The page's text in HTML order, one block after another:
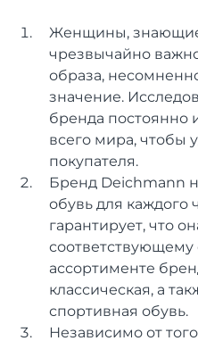
Женщины,
чрезвычайно
образа,
значение.
бренда постоянно
всего мира, чтобы
покупателя.
Бренд Deichmann
обувь для каждого
гарантирует, что
соответствующему
ассортименте
классическая, а
спортивная обувь.
Независимо от